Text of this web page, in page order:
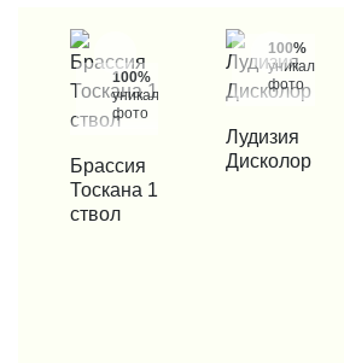
100%
уникальные
фото
КУПИТЬ В 1 КЛИК
Брассия
Тоскана 1
ствол
100%
уникальные
фото
КУПИТЬ В 1 КЛИК
Лудизия
Дисколор